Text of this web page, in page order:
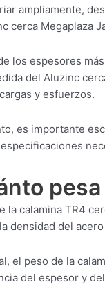
ampliamente,
cerca Megaplaza
los espesores
del Aluzinc
y esfuerzos.
es importante
la calamina TR4
densidad del
el peso de la
del espesor y